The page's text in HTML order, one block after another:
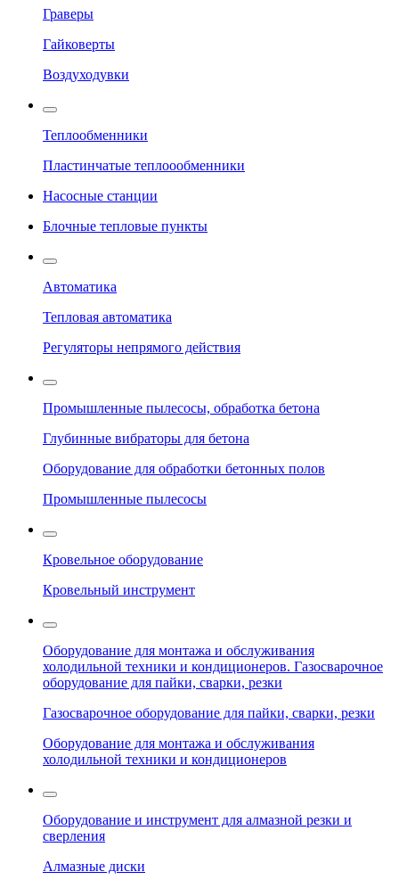
Граверы
Гайковерты
Воздуходувки
Теплообменники
Пластинчатые теплоообменники
Насосные станции
Блочные тепловые пункты
Автоматика
Тепловая автоматика
Регуляторы непрямого действия
Промышленные пылесосы, обработка бетона
Глубинные вибраторы для бетона
Оборудование для обработки бетонных полов
Промышленные пылесосы
Кровельное оборудование
Кровельный инструмент
Оборудование для монтажа и обслуживания
холодильной техники и кондиционеров. Газосварочное
оборудование для пайки, сварки, резки
Газосварочное оборудование для пайки, сварки, резки
Оборудование для монтажа и обслуживания
холодильной техники и кондиционеров
Оборудование и инструмент для алмазной резки и
сверления
Алмазные диски